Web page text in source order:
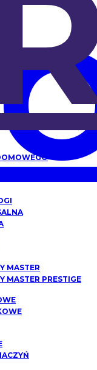
MASTER
MASTER PRESTIGE